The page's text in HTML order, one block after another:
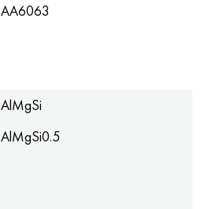
AA6063
AlMgSi
AlMgSi0.5